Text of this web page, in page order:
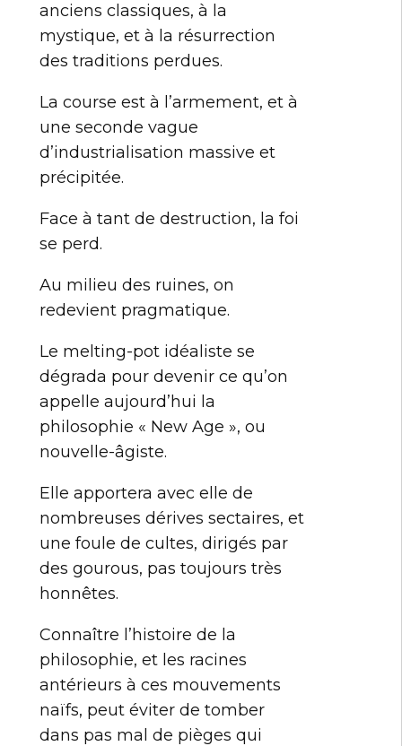
anciens classiques, à la
mystique, et à la résurrection
des traditions perdues.
La course est à l’armement, et à
une seconde vague
d’industrialisation massive et
précipitée.
Face à tant de destruction, la foi
se perd.
Au milieu des ruines, on
redevient pragmatique.
Le melting-pot idéaliste se
dégrada pour devenir ce qu’on
appelle aujourd’hui la
philosophie « New Age », ou
nouvelle-âgiste.
Elle apportera avec elle de
nombreuses dérives sectaires, et
une foule de cultes, dirigés par
des gourous, pas toujours très
honnêtes.
Connaître l’histoire de la
philosophie, et les racines
antérieurs à ces mouvements
naïfs, peut éviter de tomber
dans pas mal de pièges qui